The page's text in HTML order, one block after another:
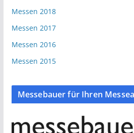
Messen 2018
Messen 2017
Messen 2016
Messen 2015
Messebauer für Ihren